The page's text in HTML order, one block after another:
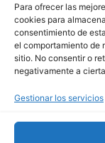
Para ofrecer las
cookies para
consentimiento de
el comportamiento de
sitio. No consentir o
negativamente a
Gestionar los servicios
cederla a
permanente,
mencionados
de personas
notificar a la
contraseña,